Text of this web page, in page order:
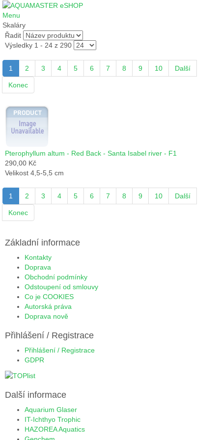
Menu
Skaláry
Řadit
Výsledky 1 - 24 z 290
1 2 3 4 5 6 7 8 9 10 Další
Konec
Pterophyllum altum - Red Back - Santa Isabel river - F1
290,00 Kč
Velikost 4,5-5,5 cm
1 2 3 4 5 6 7 8 9 10 Další
Konec
Základní informace
Kontakty
Doprava
Obchodní podmínky
Odstoupení od smlouvy
Co je COOKIES
Autorská práva
Doprava nově
Přihlášení / Registrace
Přihlášení / Registrace
GDPR
Další informace
Aquarium Glaser
IT-Ichthyo Trophic
HAZOREA Aquatics